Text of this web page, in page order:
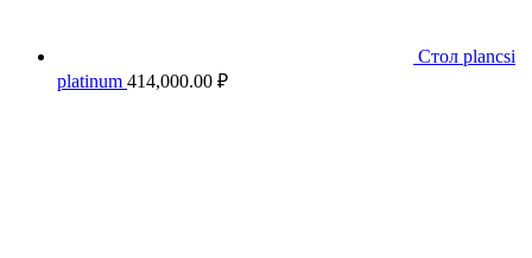
Стол plancsi
platinum 414,000.00 ₽